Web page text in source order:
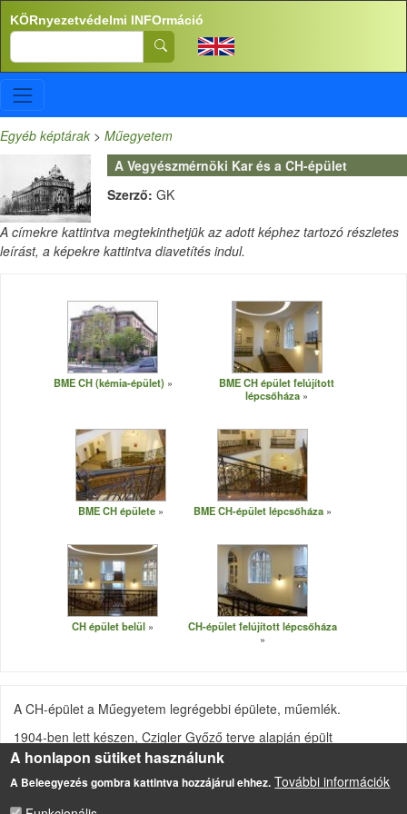
Ugrás a tartalomra
KÖRnyezetvédelmi INFOrmáció
Search
Egyéb képtárak > Műegyetem
A Vegyészmérnöki Kar és a CH-épület
Szerző: GK
A címekre kattintva megtekinthetjük az adott képhez tartozó részletes
leírást, a képekre kattintva diavetítés indul.
BME CH (kémia-épület)
BME CH épület felújított
lépcsőháza
BME CH épülete BME CH-épület lépcsőháza
CH épület belül CH-épület felújított lépcsőháza
A CH-épület a Műegyetem legrégebbi épülete, műemlék.
1904-ben lett készen, Czigler Győző terve alapján épült
mindössze három év alatt, az akkor még kupolával díszített
épület. A kupola a háború alatt beomlott, és később nem építették
vissza.
A honlapon sütiket használunk
A Beleegyezés gombra kattintva hozzájárul ehhez. További információk